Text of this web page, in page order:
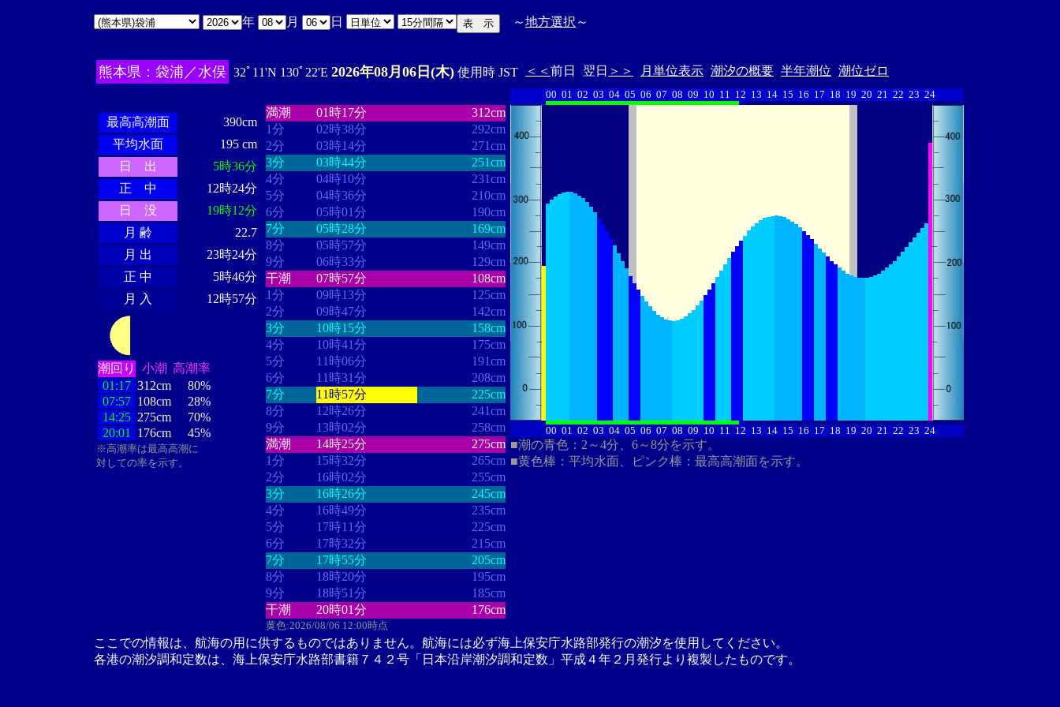
年 月 日 ～地方選択 ～
熊本県：袋浦／水俣 32ﾟ11'N 130ﾟ22'E 2026年08月06日(木) 使用時 JST ＜＜ 前日 翌日 ＞＞ 月単位表示 潮汐の概要 半年潮位 潮位ゼロ
最高高潮面
390cm
平均水面
195 cm
日 出
5時36分
正 中
12時24分
日 没
19時12分
月 齢
22.7
月 出
23時24分
正 中
5時46分
月 入
12時57分
潮回り 小潮 高潮率
01:17 312cm
80%
07:57 108cm
28%
14:25 275cm
70%
20:01
176cm 45%
※高潮率は最高高潮に
対しての率を示す。
満潮
01時17分
312cm
1分
02時38分
292cm
2分
03時14分
271cm
3分
03時44分
251cm
4分
04時10分
231cm
5分
04時36分
210cm
6分
05時01分
190cm
7分
05時28分
169cm
8分
05時57分
149cm
9分
06時33分
129cm
干潮
07時57分
108cm
1分
09時13分
125cm
2分
09時47分
142cm
3分
10時15分
158cm
4分
10時41分
175cm
5分
11時06分
191cm
6分
11時31分
208cm
7分
11時57分
225cm
8分
12時26分
241cm
9分
13時02分
258cm
満潮
14時25分
275cm
1分
15時32分
265cm
2分
16時02分
255cm
3分
16時26分
245cm
4分
16時49分
235cm
5分
17時11分
225cm
6分
17時32分
215cm
7分
17時55分
205cm
8分
18時20分
195cm
9分
18時51分
185cm
干潮
20時01分 176cm
黄色:2026/08/06 12:00時点
00 01 02 03 04 05 06 07 08 09 10 11 12 13 14 15 16 17 18 19 20 21 22 23 24
00 01 02 03 04 05 06 07 08 09 10 11 12 13 14 15 16 17 18 19 20 21 22 23 24
■潮の青色：2～4分、6～8分を示す。
■黄色棒：平均水面、ピンク棒：最高高潮面を示す。
ここでの情報は、航海の用に供するものではありません。航海には必ず海上保安庁水路部発行の潮汐を使用してください。
各港の潮汐調和定数は、海上保安庁水路部書籍７４２号「日本沿岸潮汐調和定数」平成４年２月発行より複製したものです。